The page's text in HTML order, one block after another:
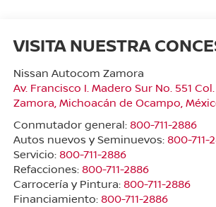
VISITA NUESTRA
Nissan Autocom Zamora
Av. Francisco I. Madero Sur No. 551
Zamora, Michoacán de Ocampo,
Conmutador general: 800-711-2886
Autos nuevos y Seminuevos: 800-711-
Servicio: 800-711-2886
Refacciones: 800-711-2886
Carrocería y Pintura: 800-711-2886
Financiamiento: 800-711-2886